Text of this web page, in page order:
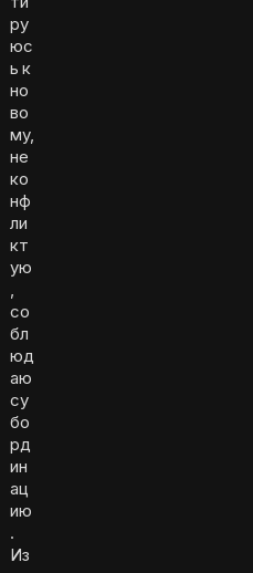
ру
юс
ь к
но
во
му,
не
ко
нф
ли
кт
ую
,
со
бл
юд
аю
су
бо
рд
ин
ац
ию
.
Из